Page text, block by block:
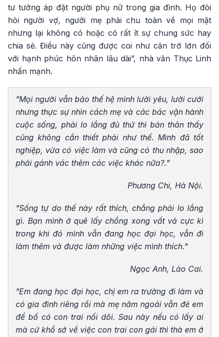
tư tưởng áp đặt người phụ nữ trong gia đình. Họ đòi
hỏi người vợ, người mẹ phải chu toàn về mọi mặt
nhưng lại không có hoặc có rất ít sự chung sức hay
chia sẻ. Điều này cũng được coi như cản trở lớn đối
với hạnh phúc hôn nhân lâu dài”, nhà văn Thục Linh
nhấn mạnh.
"Mọi người vẫn bảo thế hệ mình lười yêu, lười cưới
nhưng thực sự nhìn cách mẹ và các bác vận hành
cuộc sống, phải lo lắng đủ thứ thì bản thân thấy
cũng không cần thiết phải như thế. Mình đã tốt
nghiệp, vừa có việc làm và cũng có thu nhập, sao
phải gánh vác thêm các việc khác nữa?."
Phương Chi, Hà Nội.
"Sống tự do thế này rất thích, chẳng phải lo lắng
gì. Bạn mình ở quê lấy chồng xong vất vả cực kì
trong khi đó mình vẫn đang học đại học, vẫn đi
làm thêm và được làm những việc mình thích."
Ngọc Anh, Lào Cai.
"Em đang học đại học, chị em ra trường đi làm và
có gia đình riêng rồi mà mẹ năm ngoái vẫn đẻ em
để bố có con trai nối dõi. Sau này nếu có lấy ai
mà cứ khổ sở về việc con trai con gái thì thà em ở